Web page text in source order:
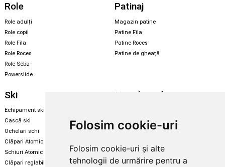
Folosim cookie-uri
Folosim cookie-uri și alte
tehnologii de urmărire pentru a
Role
Role adulți
Role copii
Role Fila
Role Roces
Role Seba
Powerslide
Patinaj
Magazin patine
Patine Fila
Patine Roces
Patine de gheață
Ski
Echipament ski
Cască ski
Ochelari schi
Clăpari Atomic
Schiuri Atomic
Clăpari reglabili
Snowboard
Echipament snowboard
Legături Rome SDS
Skate & longboard